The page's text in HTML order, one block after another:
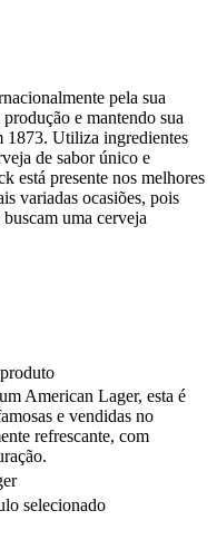
pela sua
e mantendo sua
1873. Utiliza ingredientes
de sabor único e
está presente nos melhores
variadas ocasiões, pois
uma cerveja
American Lager, esta é
e vendidas no
refrescante, com
selecionado